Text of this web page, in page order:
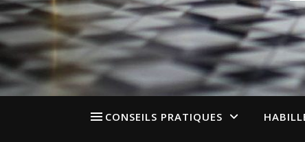
CONSEILS PRATIQUES